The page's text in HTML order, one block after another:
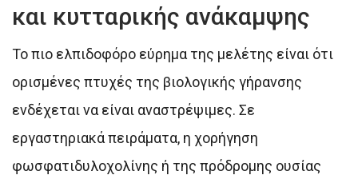
και κυτταρικής ανάκαμψης
Το πιο ελπιδοφόρο εύρημα της μελέτης είναι ότι
ορισμένες πτυχές της βιολογικής γήρανσης
ενδέχεται να είναι αναστρέψιμες. Σε
εργαστηριακά πειράματα, η χορήγηση
φωσφατιδυλοχολίνης ή της πρόδρομης ουσίας